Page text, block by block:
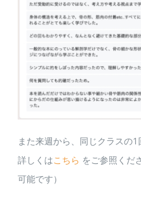
また来週から、同じクラスの1
詳しくはこちら をご参照くだ
可能です）